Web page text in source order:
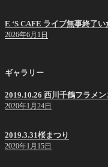
E ‘S CAFE ライブ無事終了い
2026年6月1日
ギャラリー
2019.10.26 西川千鶴フラメ
2020年1月24日
2019.3.31桜まつり
2020年1月15日